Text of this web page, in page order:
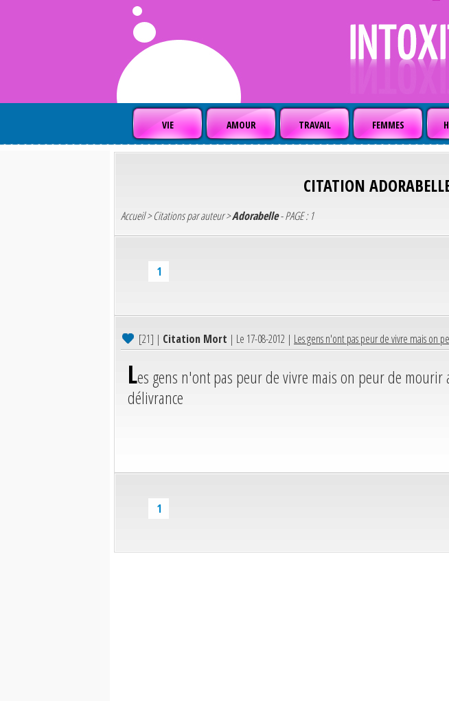
VIE AMOUR TRAVAIL FEMMES
CITATION
Accueil>Citations par auteur>Adorabelle- PAGE : 1
1
[21] | Citation Mort | Le 17-08-2012 | Les gens n'ont pas peur de vivre mais on
Les gens n'ont pas peur de vivre mais on peur de mourir
délivrance
1